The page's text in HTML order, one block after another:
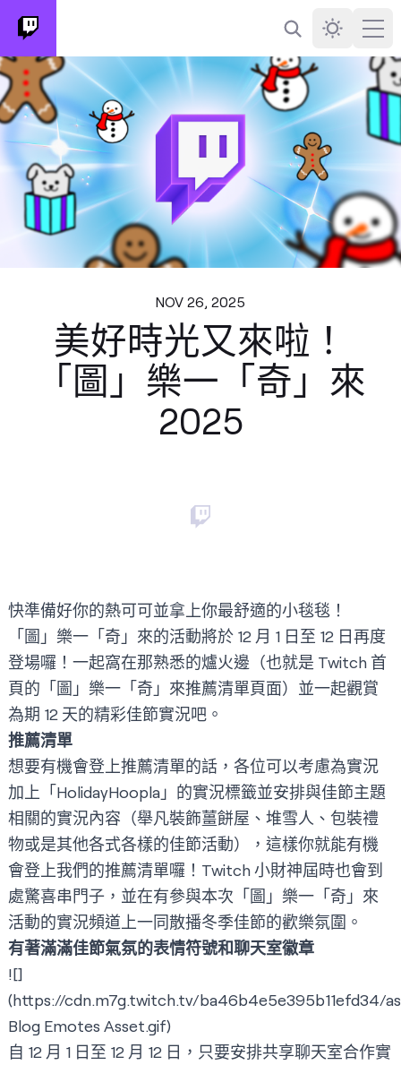
搜尋
Darkmode
NOV 26, 2025
美好時光又來啦！
「圖」樂一「奇」來
2025
快準備好你的熱可可並拿上你最舒適的小毯毯！
「圖」樂一「奇」來的活動將於 12 月 1 日至 12 日再度
登場囉！一起窩在那熟悉的爐火邊（也就是 Twitch 首
頁的「圖」樂一「奇」來推薦清單頁面）並一起觀賞
為期 12 天的精彩佳節實況吧。
推薦清單
想要有機會登上推薦清單的話，各位可以考慮為實況
加上「HolidayHoopla」的實況標籤並安排與佳節主題
相關的實況內容（舉凡裝飾薑餅屋、堆雪人、包裝禮
物或是其他各式各樣的佳節活動），這樣你就能有機
會登上我們的推薦清單囉！ Twitch 小財神屆時也會到
處驚喜串門子，並在有參與本次「圖」樂一「奇」來
活動的實況頻道上一同散播冬季佳節的歡樂氛圍。
有著滿滿佳節氣氛的表情符號和聊天室徽章
![]
(https://cdn.m7g.twitch.tv/ba46b4e5e395b11efd34/
Blog Emotes Asset.gif)
自 12 月 1 日至 12 月 12 日，只要安排共享聊天室合作實